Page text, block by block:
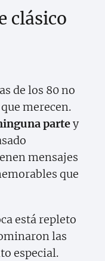
clásico
de los 80 no
merecen.
partey
mensajes
que
está repleto
las
especial.